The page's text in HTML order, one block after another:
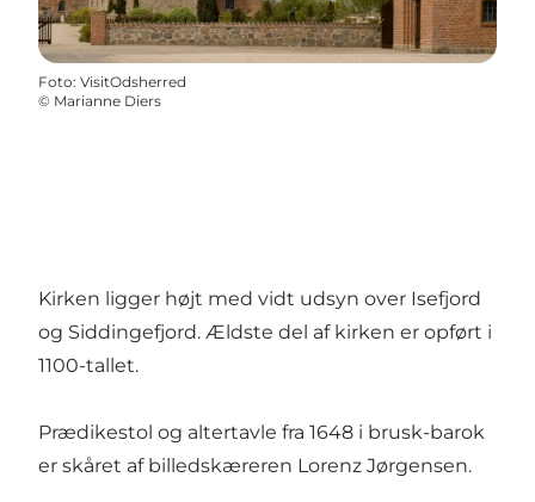
Foto: VisitOdsherred
© Marianne Diers
Kirken ligger højt med vidt udsyn over Isefjord
og Siddingefjord. Ældste del af kirken er opført i
1100-tallet.
Prædikestol og altertavle fra 1648 i brusk-barok
er skåret af billedskæreren Lorenz Jørgensen.